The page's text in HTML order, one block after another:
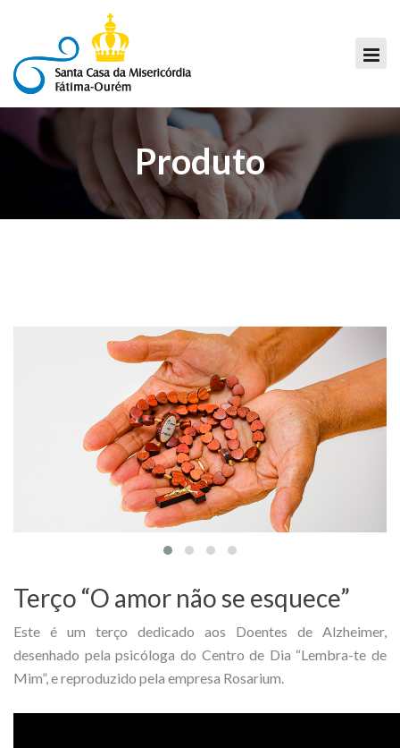
Produto
Terço “O amor não se esquece”
Este é um terço dedicado aos Doentes de Alzheimer,
desenhado pela psicóloga do Centro de Dia “Lembra-te de
Mim”, e reproduzido pela empresa Rosarium.